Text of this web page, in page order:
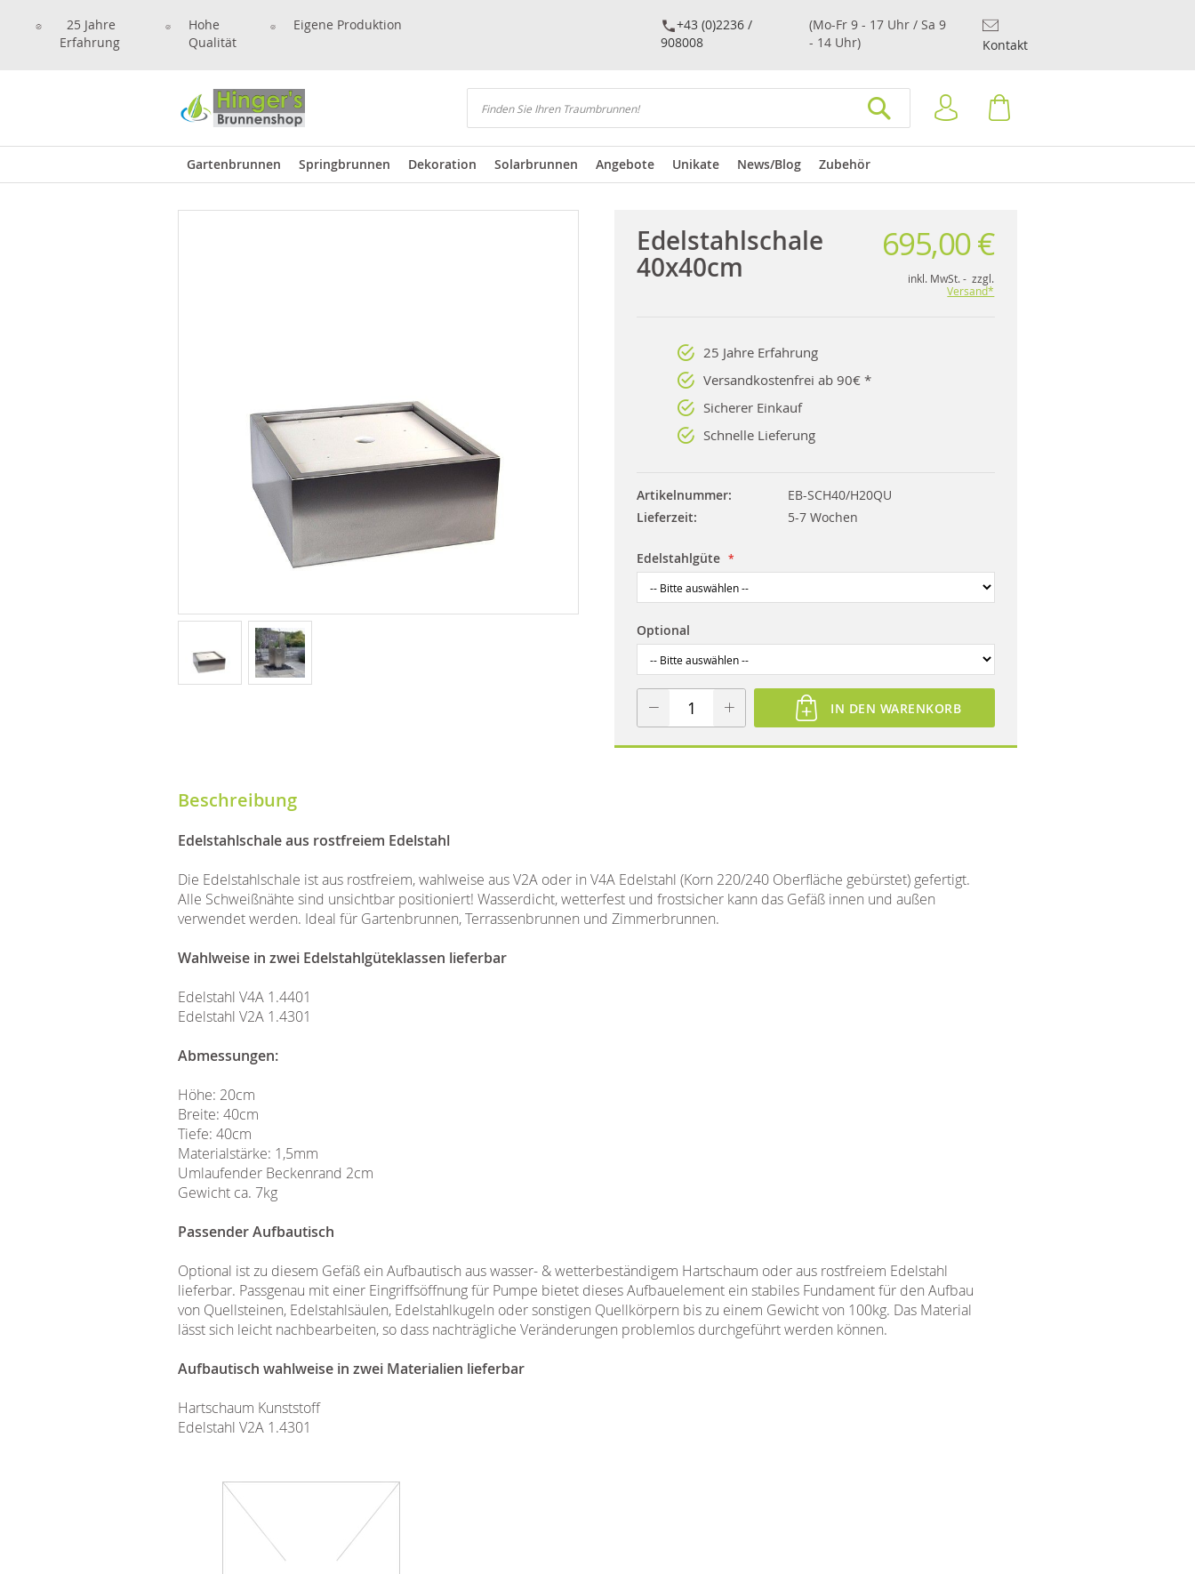
25 Jahre
Erfahrung
Hohe
Qualität
Eigene Produktion
+43 (0)2236 /
908008
(Mo-Fr 9 - 17 Uhr / Sa 9
- 14 Uhr)
Kontakt
Suchen
Anmelden
Gartenbrunnen Springbrunnen Dekoration Solarbrunnen Angebote Unikate News/Blog Zubehör
Edelstahlschale
40x40cm
695,00 €
inkl. MwSt. - zzgl.
Versand*
25 Jahre Erfahrung
Versandkostenfrei ab 90€ *
Sicherer Einkauf
Schnelle Lieferung
Artikelnummer
EB-SCH40/H20QU
Lieferzeit
5-7 Wochen
Edelstahlgüte
Optional
IN DEN WARENKORB
Beschreibung
Edelstahlschale aus rostfreiem Edelstahl
Die Edelstahlschale ist aus rostfreiem, wahlweise aus V2A oder in V4A Edelstahl (Korn 220/240 Oberfläche gebürstet) gefertigt.
Alle Schweißnähte sind unsichtbar positioniert! Wasserdicht, wetterfest und frostsicher kann das Gefäß innen und außen
verwendet werden. Ideal für Gartenbrunnen, Terrassenbrunnen und Zimmerbrunnen.
Wahlweise in zwei Edelstahlgüteklassen lieferbar
Edelstahl V4A 1.4401
Edelstahl V2A 1.4301
Abmessungen:
Höhe: 20cm
Breite: 40cm
Tiefe: 40cm
Materialstärke: 1,5mm
Umlaufender Beckenrand 2cm
Gewicht ca. 7kg
Passender Aufbautisch
Optional ist zu diesem Gefäß ein Aufbautisch aus wasser- & wetterbeständigem Hartschaum oder aus rostfreiem Edelstahl
lieferbar. Passgenau mit einer Eingriffsöffnung für Pumpe bietet dieses Aufbauelement ein stabiles Fundament für den Aufbau
von Quellsteinen, Edelstahlsäulen, Edelstahlkugeln oder sonstigen Quellkörpern bis zu einem Gewicht von 100kg. Das Material
lässt sich leicht nachbearbeiten, so dass nachträgliche Veränderungen problemlos durchgeführt werden können.
Aufbautisch wahlweise in zwei Materialien lieferbar
Hartschaum Kunststoff
Edelstahl V2A 1.4301